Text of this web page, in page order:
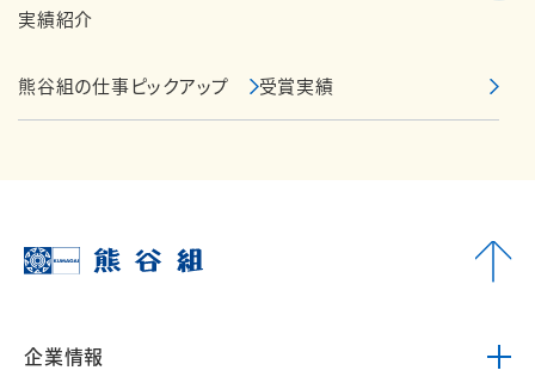
実績紹介
熊谷組の仕事ピックアップ 受賞実績
企業情報